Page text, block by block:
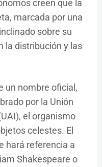
creen que la
marcada por una
sobre su
la distribución y las
un nombre oficial,
por la Unión
el organismo
celestes. El
hará referencia a
Shakespeare o